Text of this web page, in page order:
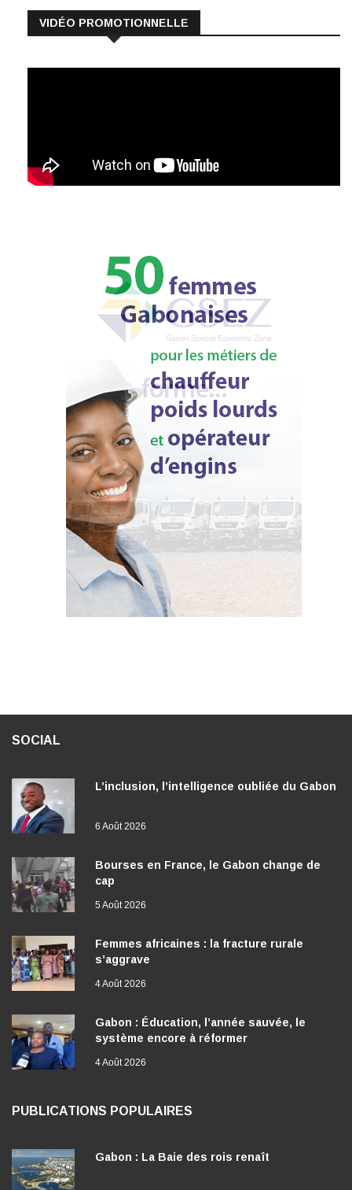
VIDÉO PROMOTIONNELLE
SOCIAL
L’inclusion, l’intelligence oubliée du Gabon
6 Août 2026
Bourses en France, le Gabon change de
cap
5 Août 2026
Femmes africaines : la fracture rurale
s’aggrave
4 Août 2026
Gabon : Éducation, l’année sauvée, le
système encore à réformer
4 Août 2026
PUBLICATIONS POPULAIRES
Gabon : La Baie des rois renaît